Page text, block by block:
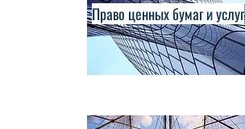
Право ценных бумаг и услуг